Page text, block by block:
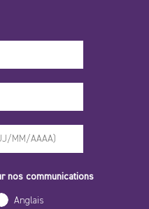
nos communications
Anglais